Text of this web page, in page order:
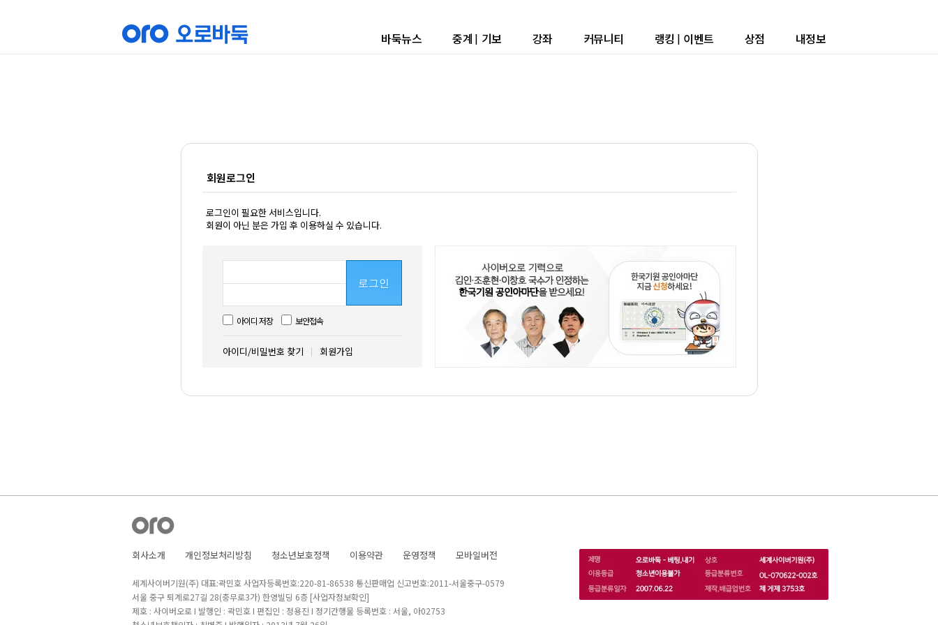
바둑뉴스 중계 | 기보 강좌 커뮤니티 랭킹 | 이벤트 상점 내정보
회원로그인
로그인이 필요한 서비스입니다.
회원이 아닌 분은 가입 후 이용하실 수 있습니다.
로그인
아이디 저장 보안접속
아이디/비밀번호 찾기 회원가입
회사소개 개인정보처리방침 청소년보호정책 이용약관 운영정책 모바일버전
세계사이버기원(주) 대표:곽민호 사업자등록번호:220-81-86538 통신판매업 신고번호:2011-서울중구-0579
서울 중구 퇴계로27길 28(충무로3가) 한영빌딩 6층 [사업자정보확인]
제호 : 사이버오로 I 발행인 : 곽민호 I 편집인 : 정용진 I 정기간행물 등록번호 : 서울, 아02753